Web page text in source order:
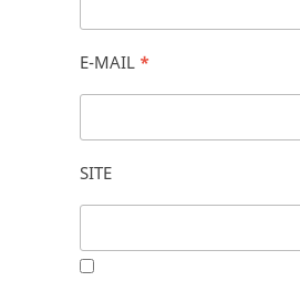
E-MAIL *
SITE